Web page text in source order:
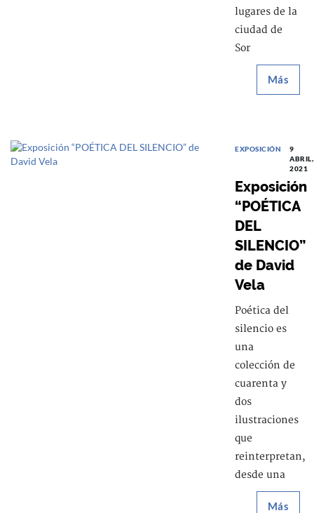
lugares de la
ciudad de
Sor
Más
EXPOSICIÓN
9
ABRIL,
2021
Exposición
“POÉTICA
DEL
SILENCIO”
de David
Vela
Poética del
silencio es
una
colección de
cuarenta y
dos
ilustraciones
que
reinterpretan,
desde una
Más